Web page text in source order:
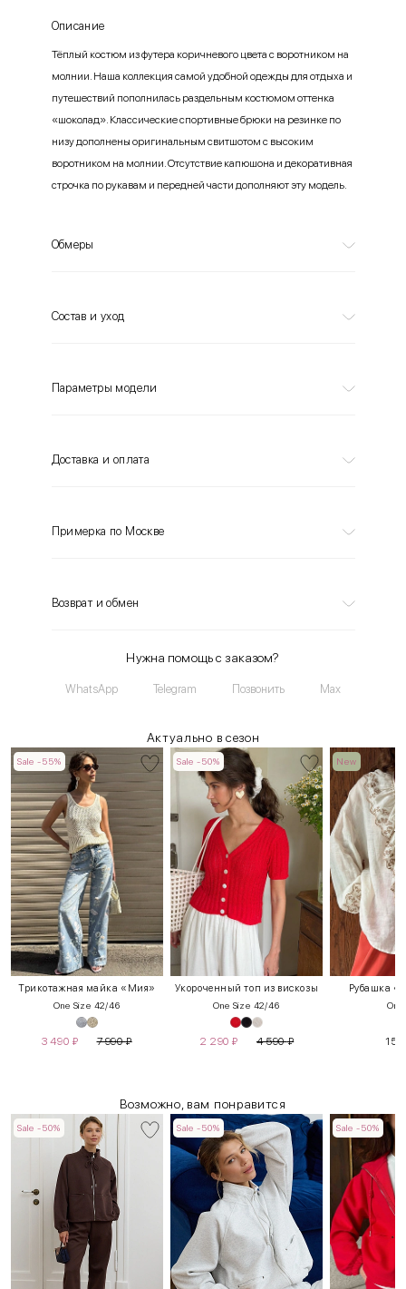
Описание
Тёплый костюм из футера коричневого цвета с воротником на
молнии. Наша коллекция самой удобной одежды для отдыха и
путешествий пополнилась раздельным костюмом оттенка
«шоколад». Классические спортивные брюки на резинке по
низу дополнены оригинальным свитшотом с высоким
воротником на молнии. Отсутствие капюшона и декоративная
строчка по рукавам и передней части дополняют эту модель.
Обмеры
Состав и уход
Параметры модели
Доставка и оплата
Примерка по Москве
Возврат и обмен
Нужна помощь с заказом?
WhatsApp Telegram Позвонить Max
Актуально в сезон
Sale -55%
Трикотажная майка «Мия»
One Size 42/46
3 490 ₽ 7 990₽
Sale -50%
Укороченный топ из вискозы
One Size 42/46
2 290 ₽ 4 590₽
New
Рубашка
15
Возможно, вам понравится
Sale -50% Sale -50% Sale -50%